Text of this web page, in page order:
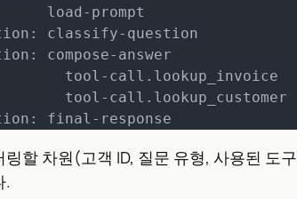
final-response
링할 차원(고객 ID, 질문 유형, 사용된 도
.